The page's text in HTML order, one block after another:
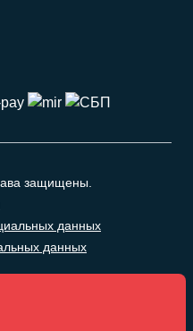
защищены.
данных
данных